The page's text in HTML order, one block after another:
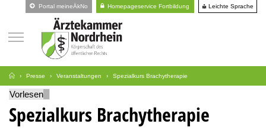
Portal meineÄkNo Homepageservice Fortbildung Leichte Sprache
Presse Veranstaltungen Spezialkurs Brachytherapie
Vorlesen
Spezialkurs Brachytherapie